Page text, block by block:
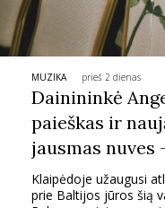
MUZIKA prieš 2 dienas
Dainininkė
paieškas ir
jausmas nuves
Klaipėdoje užaugusi
prie Baltijos jūros šią